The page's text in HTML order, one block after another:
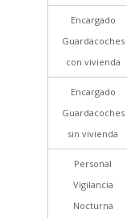
Encargado
Guardacoches
con vivienda
Encargado
Guardacoches
sin vivienda
Personal
Vigilancia
Nocturna